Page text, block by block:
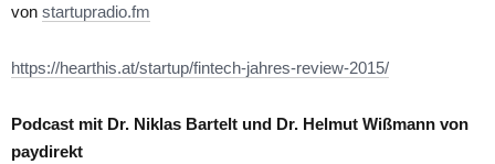
von startupradio.fm
https://hearthis.at/startup/fintech-jahres-review-2015/
Podcast mit Dr. Niklas Bartelt und Dr. Helmut Wißmann von
paydirekt